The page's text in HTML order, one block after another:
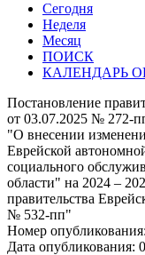
Сегодня
Неделя
Месяц
ПОИСК
КАЛЕНДАРЬ
Постановление
от 03.07.2025 № 272-
"О внесении
Еврейской
социального
области" на 2024 –
правительства
№ 532-пп"
Номер опубликования:
Дата опубликования: